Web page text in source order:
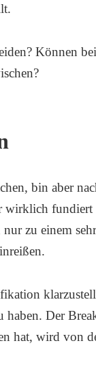
Können
bin aber
wirklich fundiert
zu einem
haben. Der
hat, wird von